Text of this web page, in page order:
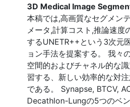
3D Medical Image
本稿では,高画質なセグメン
メータ,計算コスト,推論速度
するUNETR++という3次元
ョン手法を提案する。 我々
空間的およびチャネル的な
習する、新しい効率的な対
である。 Synapse, BTCV,
Decathlon-Lungの5つのベ